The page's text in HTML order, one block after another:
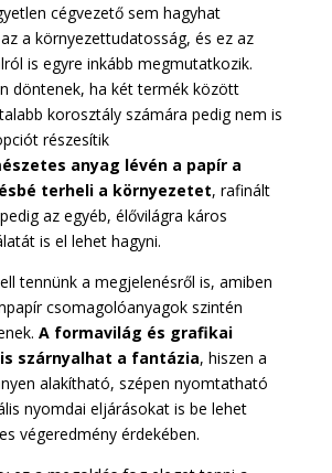
cégvezető sem hagyhat
a környezettudatosság, és ez az
is egyre inkább megmutatkozik.
döntenek, ha két termék között
korosztály számára pedig nem is
részesítik
anyag lévén a papír a
terheli a környezetet, rafinált
az egyéb, élővilágra káros
is el lehet hagyni.
tennünk a megjelenésről is, amiben
csomagolóanyagok szintén
A formavilág és grafikai
szárnyalhat a fantázia, hiszen a
alakítható, szépen nyomtatható
nyomdai eljárásokat is be lehet
végeredmény érdekében.